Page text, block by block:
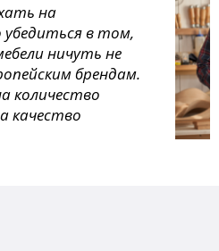
на
убедиться в том,
ничуть не
брендам.
количество
качество